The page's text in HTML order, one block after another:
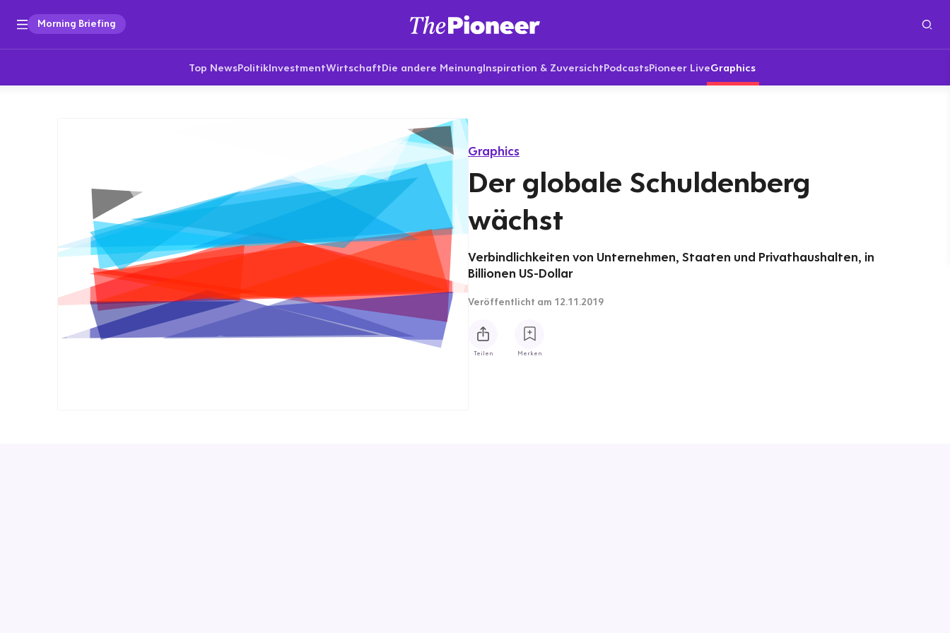
Morning Briefing
Top NewsPolitikInvestmentWirtschaftDie andere MeinungInspiration & ZuversichtPodcastsPioneer LiveGraphics
Graphics
Der globale Schuldenberg
wächst
Verbindlichkeiten von Unternehmen, Staaten und Privathaushalten, in
Billionen US-Dollar
Veröffentlicht am 12.11.2019
Teilen Merken